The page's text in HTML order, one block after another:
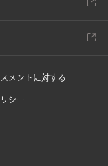
メントに対する
シー